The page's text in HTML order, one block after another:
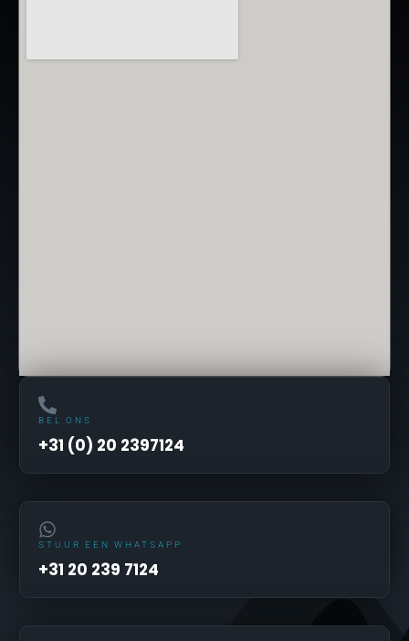
BEL ONS
+31 (0) 20 2397124
STUUR EEN WHATSAPP
+31 20 239 7124